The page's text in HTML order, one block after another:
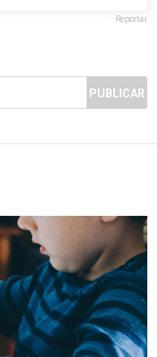
Reportar
PUBLICAR